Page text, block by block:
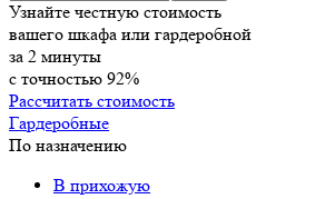
Узнайте честную стоимость
вашего шкафа или гардеробной
за 2 минуты
с точностью 92%
Рассчитать стоимость
Гардеробные
По назначению
В прихожую